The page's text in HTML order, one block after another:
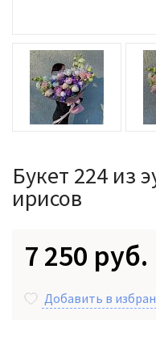
Букет 224 из
ирисов
7 250 руб.
Добавить в